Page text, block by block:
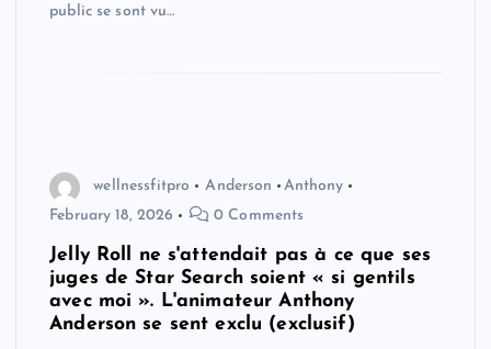
public se sont vu…
wellnessfitpro Anderson
Anthony
February 18, 2026
0 Comments
Jelly Roll ne s'attendait pas à ce que ses
juges de Star Search soient « si gentils
avec moi ». L'animateur Anthony
Anderson se sent exclu (exclusif)